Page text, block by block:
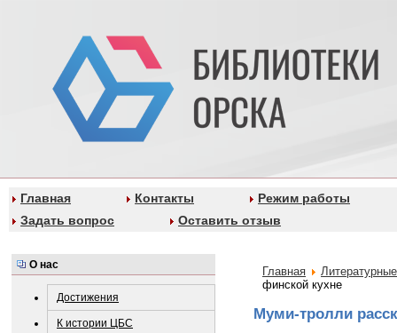
Главная Контакты
Режим работы
Задать вопрос
Оставить отзыв
О нас
Достижения
К истории ЦБС
Главная
финской кухне
Муми-тролли